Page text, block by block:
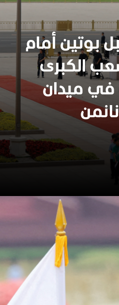
بوتين أمام
الكبرى
في ميدان